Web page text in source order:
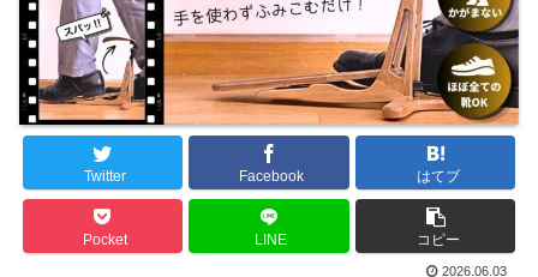
Twitter Facebook はてブ
Pocket LINE コピー
2026.06.03